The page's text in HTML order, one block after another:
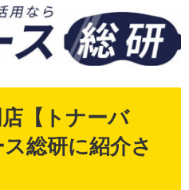
【トナーバ
総研に紹介さ